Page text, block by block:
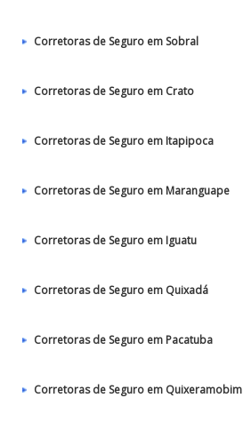
Corretoras de Seguro em Sobral
Corretoras de Seguro em Crato
Corretoras de Seguro em Itapipoca
Corretoras de Seguro em Maranguape
Corretoras de Seguro em Iguatu
Corretoras de Seguro em Quixadá
Corretoras de Seguro em Pacatuba
Corretoras de Seguro em Quixeramobim